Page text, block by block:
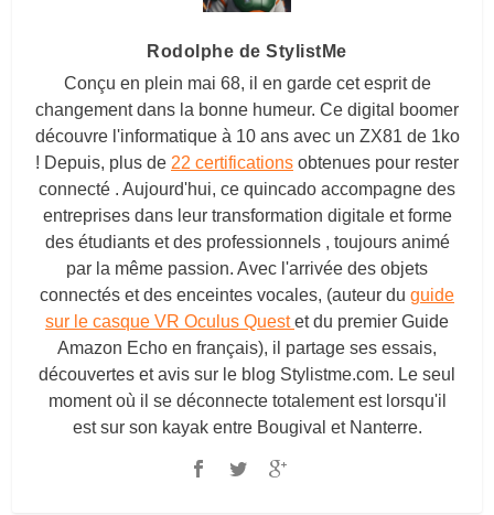
Rodolphe de StylistMe
Conçu en plein mai 68, il en garde cet esprit de
changement dans la bonne humeur. Ce digital boomer
découvre l'informatique à 10 ans avec un ZX81 de 1ko
! Depuis, plus de 22 certifications obtenues pour rester
connecté . Aujourd'hui, ce quincado accompagne des
entreprises dans leur transformation digitale et forme
des étudiants et des professionnels , toujours animé
par la même passion. Avec l'arrivée des objets
connectés et des enceintes vocales, (auteur du guide
sur le casque VR Oculus Questet du premier Guide
Amazon Echo en français), il partage ses essais,
découvertes et avis sur le blog Stylistme.com. Le seul
moment où il se déconnecte totalement est lorsqu'il
est sur son kayak entre Bougival et Nanterre.